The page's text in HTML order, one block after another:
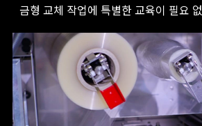
금형 교체 작업에 특별한 교육이 필요